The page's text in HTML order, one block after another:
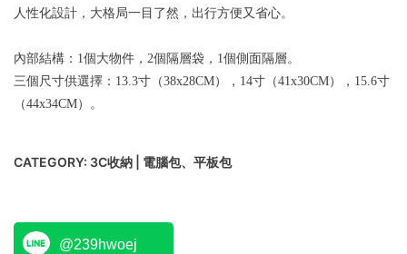
人性化設計，大格局一目了然，出行方便又省心。
內部結構：1個大物件，2個隔層袋，1個側面隔層。
三個尺寸供選擇：13.3寸（38x28CM），14寸（41x30CM），15.6寸
（44x34CM）。
CATEGORY: 3C收納 | 電腦包、平板包
@239hwoej